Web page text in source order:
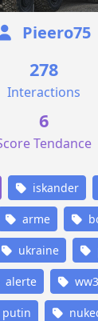
Pieero75
278
Interactions
6
Tendance
iskander
arme
ukraine
alerte ww3
putin